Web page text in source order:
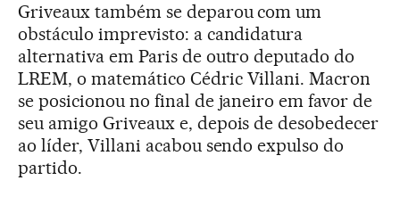
Griveaux também se deparou com um
obstáculo imprevisto: a candidatura
alternativa em Paris de outro deputado do
LREM, o matemático Cédric Villani. Macron
se posicionou no final de janeiro em favor de
seu amigo Griveaux e, depois de desobedecer
ao líder, Villani acabou sendo expulso do
partido.